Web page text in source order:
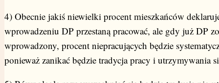
4) Obecnie jakiś niewielki procent mieszkańców
wprowadzeniu DP przestaną pracować, ale gdy już DP
wprowadzony, procent niepracujących będzie
ponieważ zanikać będzie tradycja pracy i utrzymywania